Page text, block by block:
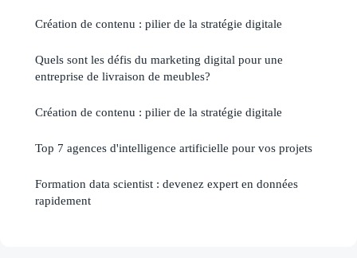
Création de contenu : pilier de la stratégie digitale
Quels sont les défis du marketing digital pour une
entreprise de livraison de meubles?
Création de contenu : pilier de la stratégie digitale
Top 7 agences d'intelligence artificielle pour vos projets
Formation data scientist : devenez expert en données
rapidement